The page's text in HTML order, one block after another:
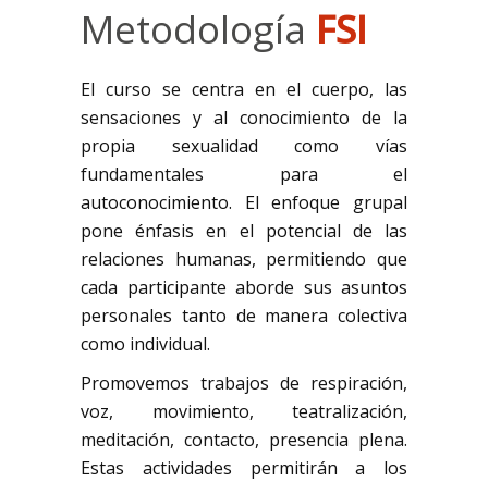
Metodología FSI
El curso se centra en el cuerpo, las
sensaciones y al conocimiento de la
propia sexualidad como vías
fundamentales para el
autoconocimiento. El enfoque grupal
pone énfasis en el potencial de las
relaciones humanas, permitiendo que
cada participante aborde sus asuntos
personales tanto de manera colectiva
como individual.
Promovemos trabajos de respiración,
voz, movimiento, teatralización,
meditación, contacto, presencia plena.
Estas actividades permitirán a los